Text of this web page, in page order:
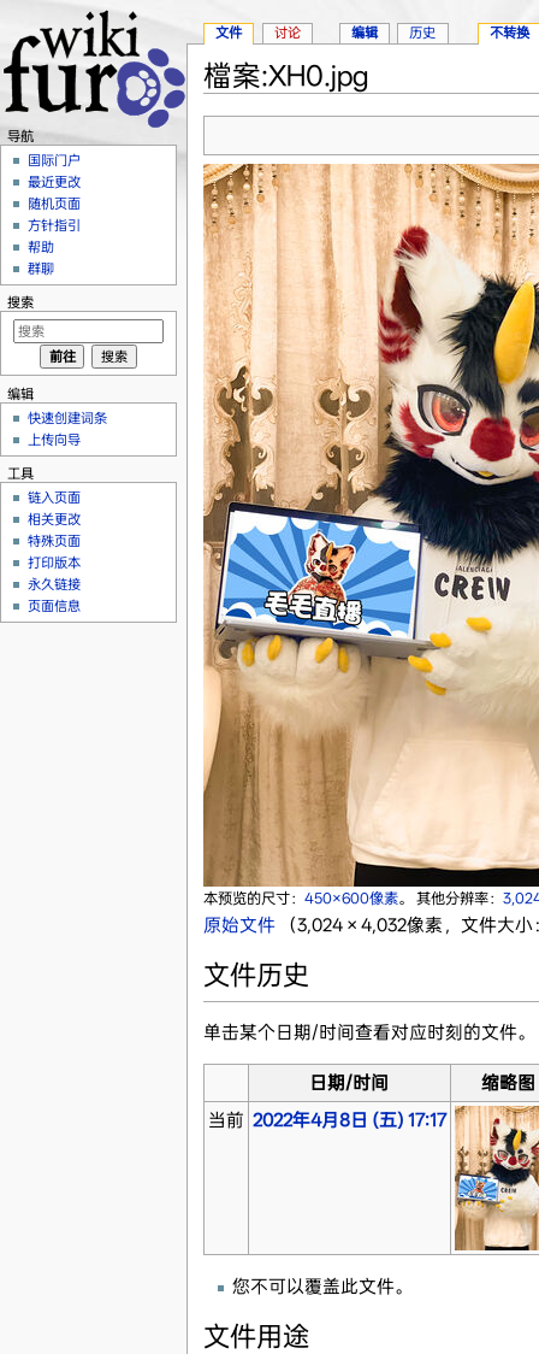
檔案:XH0.jpg
本预览的尺寸： 450×600像素。 其他分辨率：
原始文件‎ （3,024 × 4,032像素，文件大
文件历史
单击某个日期/时间查看对应时刻的文件。
日期/时间
缩略图
当前 2022年4月8日 (五) 17:17
您不可以覆盖此文件。
文件用途
文件 讨论 编辑 历史 不转换
导航
国际门户
最近更改
随机页面
方针指引
帮助
群聊
搜索
编辑
快速创建词条
上传向导
工具
链入页面
相关更改
特殊页面
打印版本
永久链接
页面信息